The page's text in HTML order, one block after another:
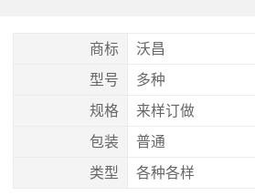
商标
沃昌
型号
多种
规格
来样订做
包装
普通
类型
各种各样